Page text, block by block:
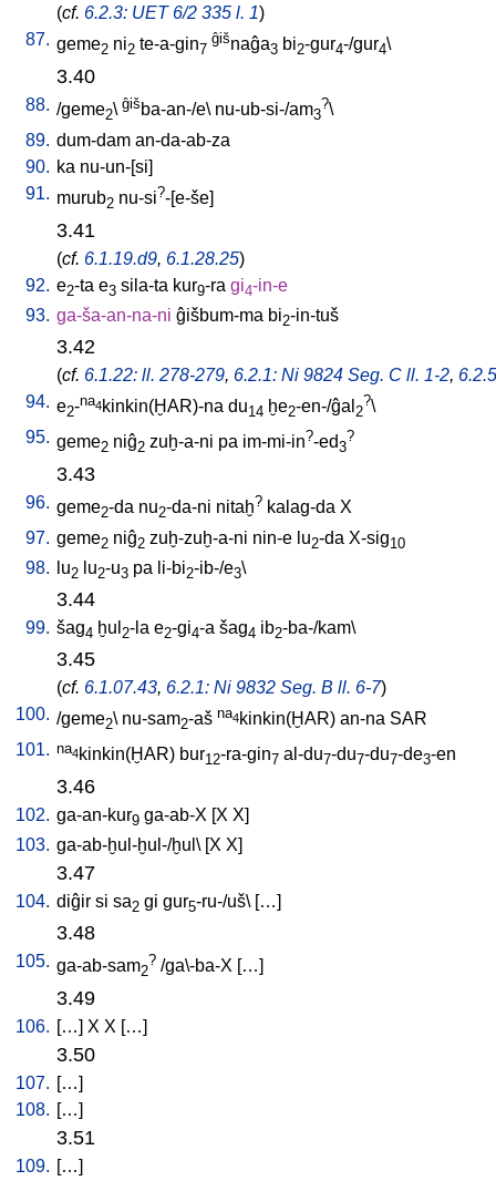
(cf. 6.2.3: UET 6/2 335 l. 1)
87. geme2 ni2 te-a-gin7
ĝišnaĝa3 bi2-gur4-/gur4\
3.40
88. /geme2\ ĝiš ba-an-/e\ nu-ub-si-/am3
?\
89. dum-dam an-da-ab-za
90. ka nu-un-[si]
91. murub2 nu-si?-[e-še]
3.41
(cf. 6.1.19.d9, 6.1.28.25)
92. e2-ta e3 sila-ta kur9-ra gi4-in-e
93. ga-ša-an-na-ni ĝišbum-ma bi2-in-tuš
3.42
(cf. 6.1.22: ll. 278-279, 6.2.1: Ni 9824 Seg. C ll. 1-2,
94. e2-na4kinkin(ḪAR)-na du14 ḫe2-en-/ĝal 2
?\
95. geme2 niĝ2 zuḫ-a-ni pa im-mi-in?-ed3
?
3.43
96. geme2-da nu2-da-ni nitaḫ? kalag-da X
97. geme2 niĝ2 zuḫ-zuḫ-a-ni nin-e lu2-da X-sig10
98. lu2 lu2-u3 pa li-bi2-ib-/e3\
3.44
99. šag4 ḫul 2-la e2-gi4-a šag4 ib2-ba-/kam\
3.45
(cf. 6.1.07.43, 6.2.1: Ni 9832 Seg. B ll. 6-7)
100. /geme2\ nu-sam2-aš na4kinkin(ḪAR) an-na SAR
101. na4kinkin(ḪAR) bur12-ra-gin7 al-du7-du7-du7-de3-en
3.46
102. ga-an-kur9 ga-ab-X [X X]
103. ga-ab-ḫul-ḫul-/ḫul \ [X X]
3.47
104. diĝir si sa2 gi gur5-ru-/uš\ […]
3.48
105. ga-ab-sam2
? /ga\-ba-X […]
3.49
106. […] X X […]
3.50
107. […]
108. […]
3.51
109. […]